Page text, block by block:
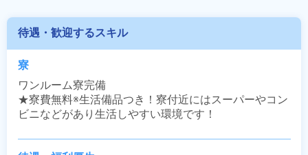
待遇・歓迎するスキル
寮
ワンルーム寮完備
★寮費無料※生活備品つき！寮付近にはスーパーやコン
ビニなどがあり生活しやすい環境です！